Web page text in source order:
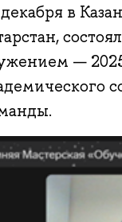
в
—